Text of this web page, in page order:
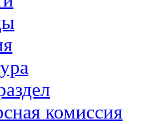
комиссия